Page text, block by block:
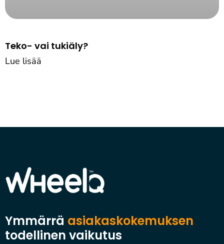
Teko- vai tukiäly?
Lue lisää
Ymmärrä asiakaskokemuksen
todellinen vaikutus